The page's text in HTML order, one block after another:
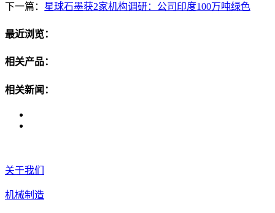
下一篇： 星球石墨获2家机构调研：公司印度100万吨绿色
最近浏览：
相关产品：
相关新闻：
关于我们
机械制造